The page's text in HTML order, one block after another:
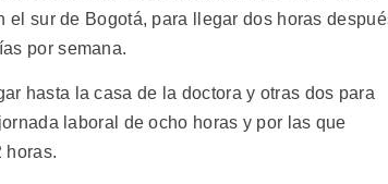
sur de Bogotá, para llegar dos horas
por semana.
hasta la casa de la doctora y otras dos para
laboral de ocho horas y por las que
horas.